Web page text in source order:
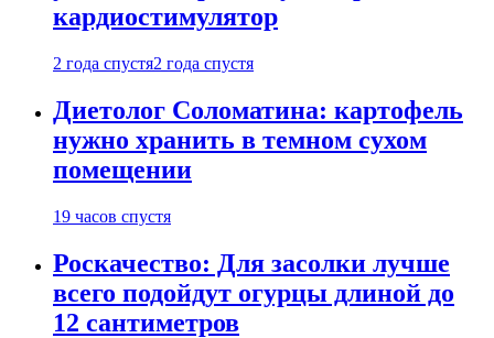
кардиостимулятор
2 года спустя2 года спустя
Диетолог Соломатина: картофель
нужно хранить в темном сухом
помещении
19 часов спустя
Роскачество: Для засолки лучше
всего подойдут огурцы длиной до
12 сантиметров